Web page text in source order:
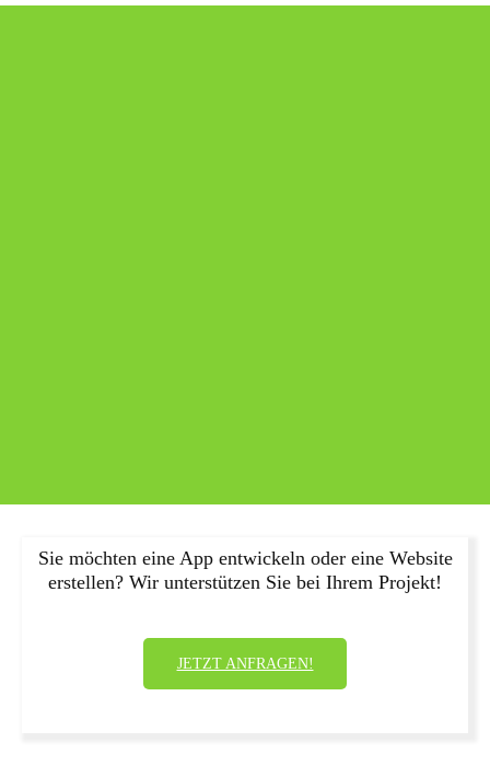
Sie möchten eine App entwickeln oder eine Website
erstellen? Wir unterstützen Sie bei Ihrem Projekt!
JETZT ANFRAGEN!